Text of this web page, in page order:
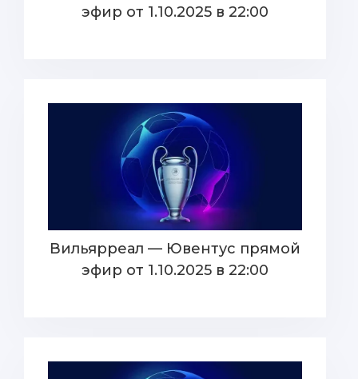
эфир от 1.10.2025 в 22:00
Вильярреал — Ювентус прямой
эфир от 1.10.2025 в 22:00